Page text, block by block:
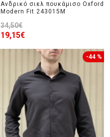
Ανδρικό σιελ πουκάμισο Oxford
Modern Fit 243015M
19,15€
34,50€
-44 %